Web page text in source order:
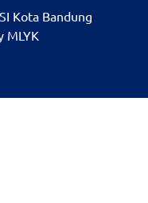
Kota Bandung
MLYK